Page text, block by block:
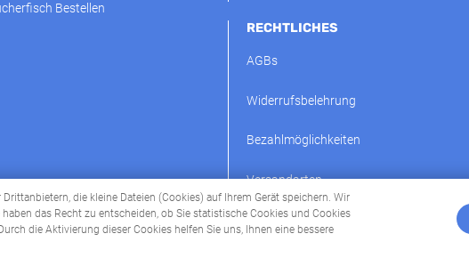
Bestellen
RECHTLICHES
AGBs
Widerrufsbelehrung
Bezahlmöglichkeiten
Versandarten
Alle Preise exkl. der gesetzlichen MwSt.
die kleine Dateien (Cookies) auf Ihrem Gerät speichern. Wir
das Recht zu entscheiden, ob Sie statistische Cookies und Cookies
die Aktivierung dieser Cookies helfen Sie uns, Ihnen eine bessere